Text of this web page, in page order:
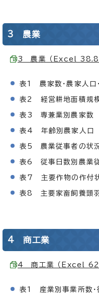
3 農業
3 農業 （Excel
表1 農家数・農家人口
表2 経営耕地面積規
表3 専兼業別農家数
表4 年齢別農家人口
表5 農業従事者の状
表6 従事日数別農業
表7 主要作物の作付
表8 主要家畜飼養頭
4 商工業
4 商工業 （Excel
表1 産業別事業所数・